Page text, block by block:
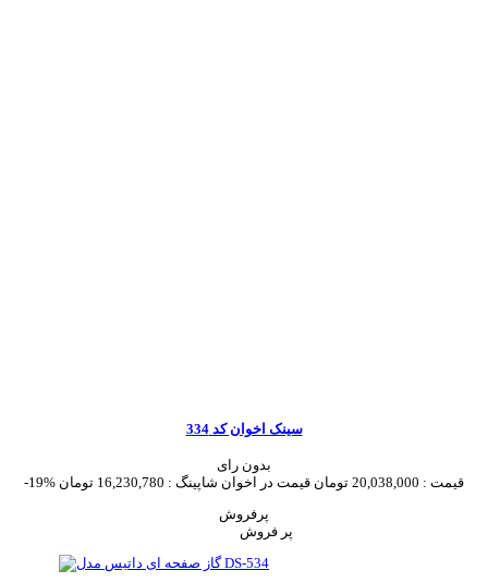
سینک اخوان کد 334
بدون رای
-19%
قیمت : 20,038,000 تومان قیمت در اخوان شاپینگ : 16,230,780 تومان
پرفروش